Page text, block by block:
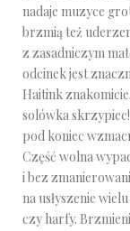
nadaje muzyce
brzmią też
z zasadniczym
odcinek jest
Haitink znakomicie.
solówka
pod koniec
Część wolna
i bez
na usłyszenie
czy harfy.